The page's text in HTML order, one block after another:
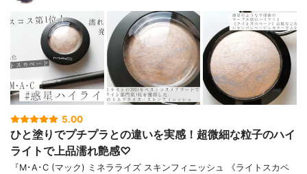
5.00
ひと塗りでプチプラとの違いを実感！超微細な粒子のハイ
ライトで上品濡れ艶感♡
『M･A･C (マック) ミネラライズ スキンフィニッシュ 《ライトスカペ